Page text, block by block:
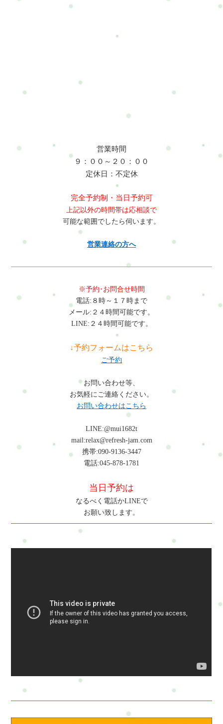
にトレーニングしない場合、筋力バランスの不均衡が疲労を引
肩の負荷により、肩こりが生じることがあります。3. ストレス:
試合やトレーニング中のプレッシャーや期待により、ストレス
撃により、膝に痛みが生じることがあります。5. 足首捻挫: 突然
性があります。6. 腓腹筋の過緊張: 腹筋のバランスの不均衡や過
剰な使いすぎにより、腓腹筋に痛みが生じることがあります。7.
大腿筋の痙攣: 突然の運動や筋肉の疲労により、大腿筋が痙攣す
ることがあります。8. ハムストリングの肉離れ: スプリントや急
激な加速により、ハムストリングに損傷が生じることがありま
ます。11. 背中の痛み: ヘディングやスライディングなどで背中
に負担がかかり、痛みが生じることがあります。12. シンスプリ
ント: 過度の走行や跳躍により、脛骨に痛みが生じることがあり
ます。13. 不安や抑うつ症状: 試合結果やパフォーマンスに対す
ます。14. 疲労骨折: 長期間の過度なトレーニングや疲労によ
り、骨にストレスがかかり、疲労骨折が発生することがありま
痛みが生じることがあります。これらの症状は、選手がトレー
ニングとケアに注意を払い、怪我を予防し、健康を維持するた
めに重要です。 ▼▼▼▼▼▼▼もし3つでも当てはまっ
たら･･･ぜひ1度RefreshJamの施術を試してください(^^)※病気や
ケガの可能性がある場合は必ず病院で受診してください。※整
体やマッサージでは病気や怪我は治りません。・ホットペッパ
ービューティー…予約可・LINE公式…予約・トークでやり取
り・お得情報・楽天ビューティー…予約可・minimo…予約可※
疲れを軽減し、健康を保つための対策と改善方法とは？サッカ
ー選手の疲れを軽減し、健康を保つためには、適切な対策と改
善策を実施することが不可欠です。以下に、サッカー選手が疲
労を軽減し、健康を維持するために考慮すべき重要なポイント
をいくつか示します：1. 適切な栄養摂取: - バランスの取れた食
マイズされた食事プランを作成します。2. 十分な休息と睡眠: -
十分な睡眠を確保し、身体の回復をサポートします。適切な睡
眠は怪我のリスクを減少させ、パフォーマンスを向上させま
ニーズとポジションに合わせてカスタマイズされるべきです。4.
ケガの予防: - ケガを予防するためにウォーミングアップとクー
適切なケガ予防プログラムを実施し、トレーニングや試合での
営業時間
９：００～２０：００
定休日：不定休
完全予約制・当日予約可
上記以外の時間帯は応相談で
可能な範囲でしたら伺います。
営業連絡の方へ
※予約･お問合せ時間
電話:８時～１７時まで
メール:２４時間可能です。
LINE:２４時間可能です。
↓予約フォームはこちら
ご予約
お問い合わせ等、
お気軽にご連絡ください。
お問い合わせはこちら
LINE:@mui1682t
mail:relax@refresh-jam.com
携帯:090-9136-3447
電話:045-878-1781
当日予約は
なるべく電話かLINEで
お願い致します。